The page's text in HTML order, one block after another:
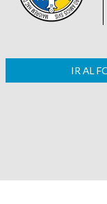
IR AL